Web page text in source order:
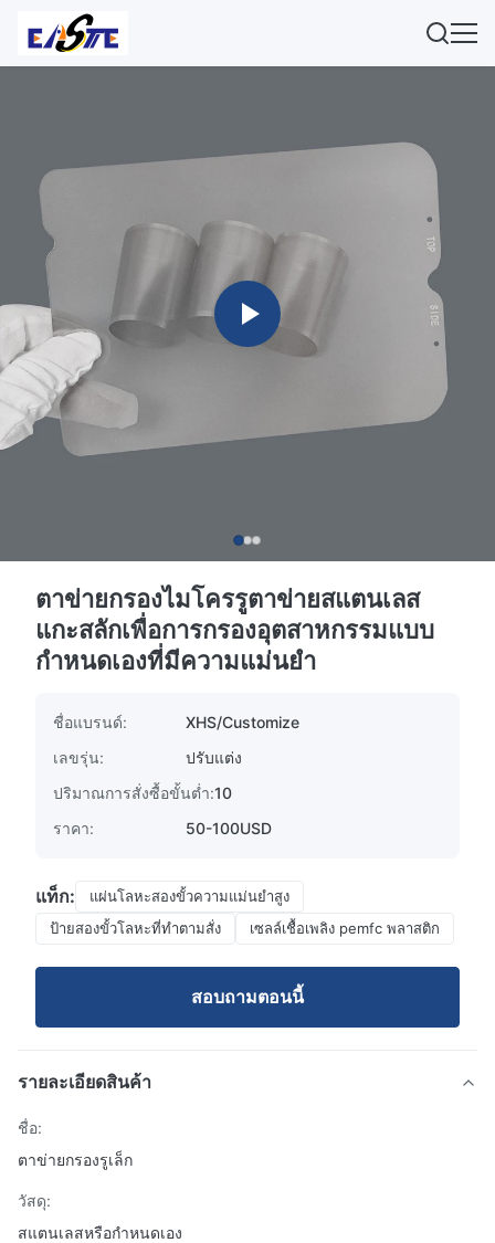
ตาข่ายกรองไมโครรูตาข่ายสแตนเลส
แกะสลักเพื่อการกรองอุตสาหกรรมแบบ
กำหนดเองที่มีความแม่นยำ
ชื่อแบรนด์:
XHS/Customize
เลขรุ่น:
ปรับแต่ง
ปริมาณการสั่งซื้อขั้นต่ำ:10
ราคา:
50-100USD
แท็ก:
แผ่นโลหะสองขั้วความแม่นยําสูง
ป้ายสองขั้วโลหะที่ทําตามสั่ง
เซลล์เชื้อเพลิง pemfc พลาสติก
สอบถามตอนนี้
รายละเอียดสินค้า
ชื่อ:
ตาข่ายกรองรูเล็ก
วัสดุ:
สแตนเลสหรือกำหนดเอง